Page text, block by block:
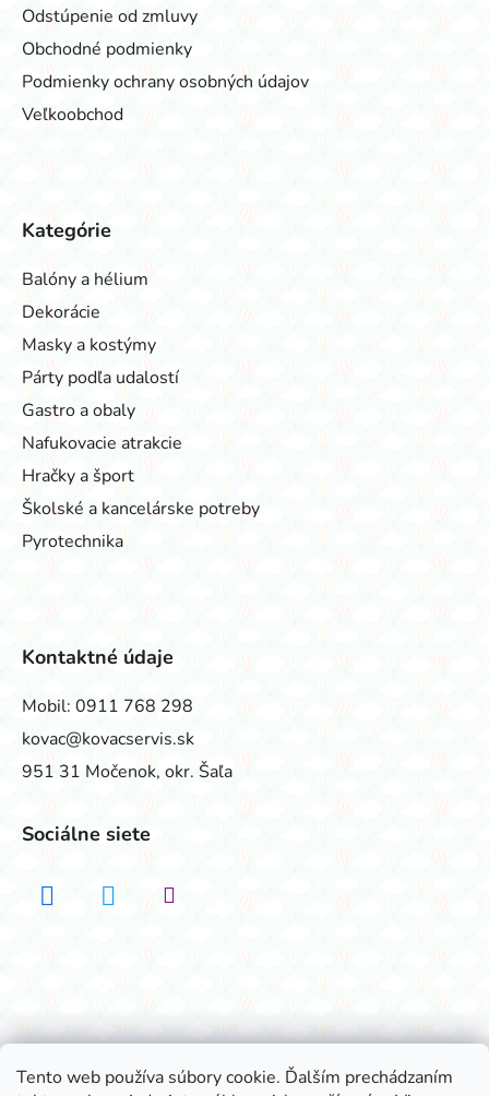
Tento web používa súbory cookie. Ďalším prechádzaním
Odstúpenie od zmluvy
Obchodné podmienky
Podmienky ochrany osobných údajov
Veľkoobchod
Kategórie
Balóny a hélium
Dekorácie
Masky a kostýmy
Párty podľa udalostí
Gastro a obaly
Nafukovacie atrakcie
Hračky a šport
Školské a kancelárske potreby
Pyrotechnika
Kontaktné údaje
Mobil: 0911 768 298
kovac@kovacservis.sk
951 31 Močenok, okr. Šaľa
Sociálne siete